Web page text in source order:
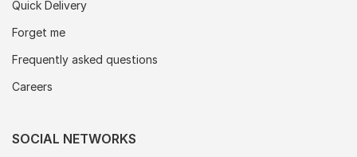
Quick Delivery
Forget me
Frequently asked questions
Careers
SOCIAL NETWORKS